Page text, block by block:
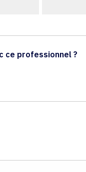
ce professionnel ?